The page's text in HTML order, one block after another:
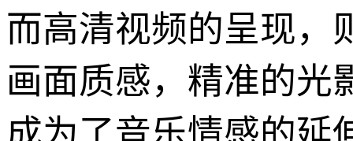
而高清视频的呈现，
画面质感，精准的光